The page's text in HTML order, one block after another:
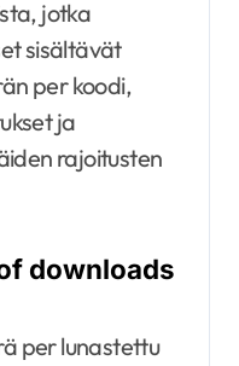
jotka
sisältävät
per koodi,
ja
rajoitusten
downloads
per lunastettu